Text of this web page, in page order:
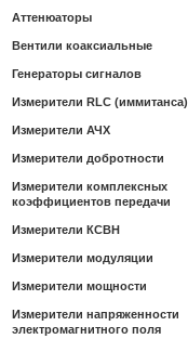
Аттенюаторы
Вентили коаксиальные
Генераторы сигналов
Измерители RLC (иммитанса)
Измерители АЧХ
Измерители добротности
Измерители комплексных
коэффициентов передачи
Измерители КСВН
Измерители модуляции
Измерители мощности
Измерители напряженности
электромагнитного поля